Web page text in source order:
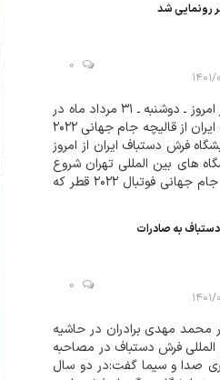
رونمایی شد
۳۱
0
سایت اطلاع رسانی فرش ایران - کارپتور امروز ـ دوشنبه ـ ۳۱ مرداد ماه در
بیست و نهمین نمایشگاه فرش دستباف ایران از قالیچه جام جهانی ۲۰۲۲
فرش دستباف ایران از امروز
های بین المللی تهران شروع
به کار کرد. در این نمایشگاه از قالیچه جام جهانی فوتبال ۲۰۲۲ قطر که
به صادرات
۳۱
0
محمد مهدی برادران در حاشیه
المللی فرش دستباف در مصاحبه
صدا و سیما گفت:در دو سال